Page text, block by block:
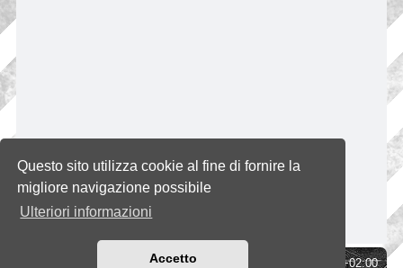
Questo sito utilizza cookie al fine di fornire la
migliore navigazione possibile
Ulteriori informazioni
Accetto UTC+02:00